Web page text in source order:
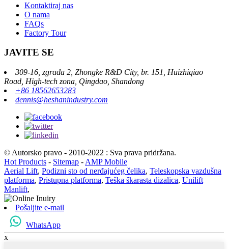
Kontaktiraj nas
O nama
FAQs
Factory Tour
JAVITE SE
309-16, zgrada 2, Zhongke R&D City, br. 151, Huizhiqiao
Road, High-tech zona, Qingdao, Shandong
+86 18562653283
dennis@heshanindustry.com
© Autorsko pravo - 2010-2022 : Sva prava pridržana.
Hot Products - Sitemap - AMP Mobile
Aerial Lift, Podizni sto od nerđajućeg čelika, Teleskopska vazdušna
platforma, Pristupna platforma, Teška škarasta dizalica, Unilift
Manlift,
Pošaljite e-mail
WhatsApp
x